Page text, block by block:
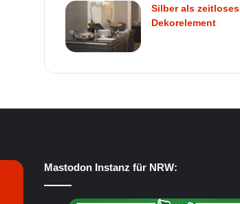
Silber als zeitloses
Dekorelement
Mastodon Instanz für NRW: